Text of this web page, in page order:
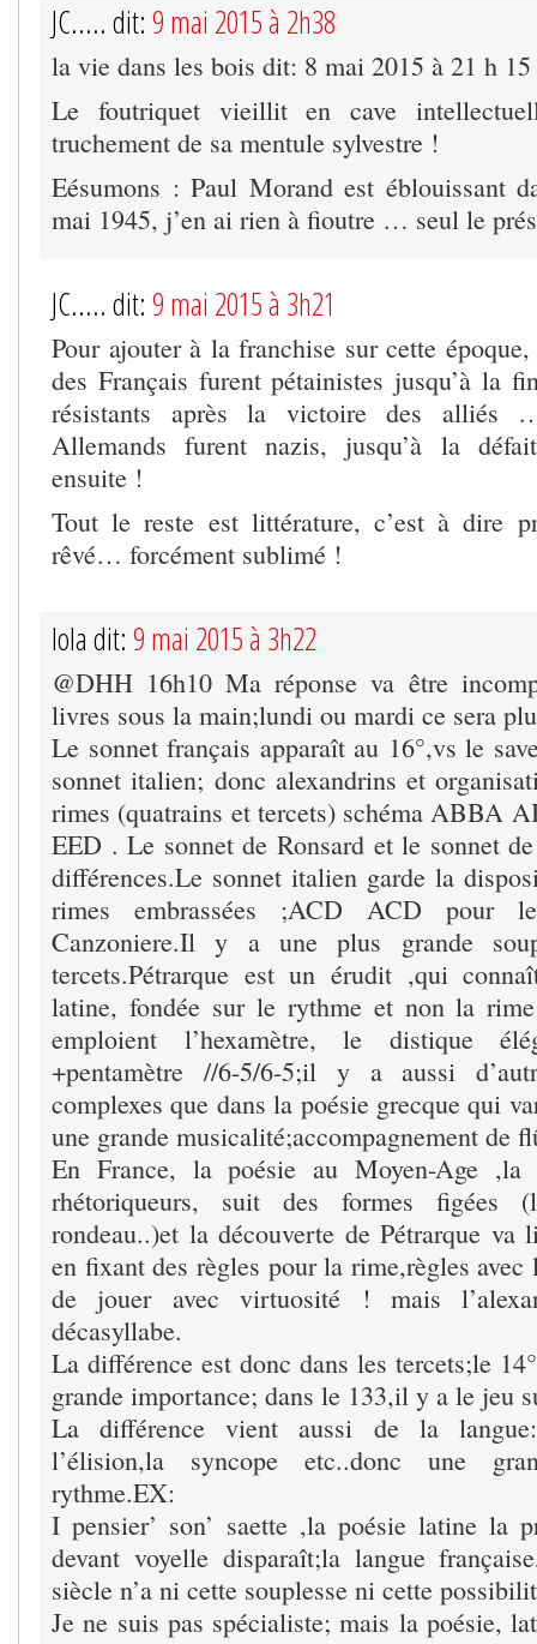
JC..... dit: 9 mai 2015 à 2h38
la vie dans les bois dit: 8 mai 2015 à 21 h
Le foutriquet vieillit en cave
truchement de sa mentule sylvestre !
Eésumons : Paul Morand est éblouissant
mai 1945, j’en ai rien à fioutre … seul le
JC..... dit: 9 mai 2015 à 3h21
Pour ajouter à la franchise sur cette
des Français furent pétainistes jusqu’à la
résistants après la victoire des alliés
Allemands furent nazis, jusqu’à la
ensuite !
Tout le reste est littérature, c’est à dire
rêvé… forcément sublimé !
lola dit: 9 mai 2015 à 3h22
@DHH 16h10 Ma réponse va être
livres sous la main;lundi ou mardi ce sera
Le sonnet français apparaît au 16°,vs le
sonnet italien; donc alexandrins et
rimes (quatrains et tercets) schéma ABBA
EED . Le sonnet de Ronsard et le sonnet
différences.Le sonnet italien garde la
rimes embrassées ;ACD ACD pour
Canzoniere.Il y a une plus grande
tercets.Pétrarque est un érudit ,qui
latine, fondée sur le rythme et non la
emploient l’hexamètre, le distique
+pentamètre //6-5/6-5;il y a aussi
complexes que dans la poésie grecque qui
une grande musicalité;accompagnement de
En France, la poésie au Moyen-Age ,la
rhétoriqueurs, suit des formes figées
rondeau..)et la découverte de Pétrarque va
en fixant des règles pour la rime,règles
de jouer avec virtuosité ! mais
décasyllabe.
La différence est donc dans les tercets;le
grande importance; dans le 133,il y a le jeu
La différence vient aussi de la
l’élision,la syncope etc..donc une
rythme.EX:
I pensier’ son’ saette ,la poésie latine la
devant voyelle disparaît;la langue
siècle n’a ni cette souplesse ni cette
Je ne suis pas spécialiste; mais la poésie,